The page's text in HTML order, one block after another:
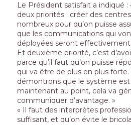
Le Président satisfait a indiqué
deux priorités ; créer des
nombreux pour qu’on puisse
que les communications qui
déployées seront
Et deuxième priorité, c’est
parce qu’il faut qu’on puisse
qui va être de plus en plus
démontrons que le système
maintenant au point, cela va
communiquer d’avantage. »
« Il faut des interprètes
suffisant, et qu’on évite le